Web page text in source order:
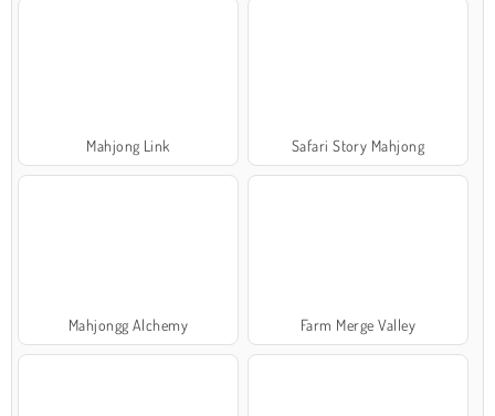
Mahjong Link Safari Story Mahjong
Mahjongg Alchemy Farm Merge Valley